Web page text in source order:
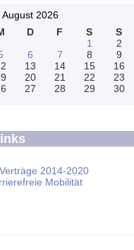
August 2026
D F S
S
1
2
6 7 8
9
13 14 15
16
20 21 22
23
27 28 29
30
2014-2020
Mobilität